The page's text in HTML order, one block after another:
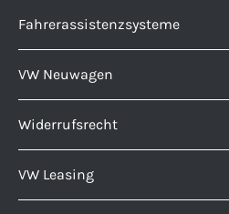
Fahrerassistenzsysteme
VW Neuwagen
Widerrufsrecht
VW Leasing